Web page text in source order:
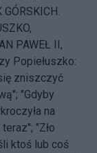
PAWEŁ II,
Popiełuszko:
zniszczyć
"Gdyby
na
"Zło
ktoś lub coś